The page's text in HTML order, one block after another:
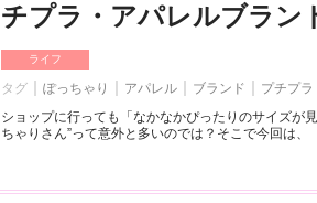
チプラ・アパレルブラン
ライフ
タグ ぽっちゃり アパレル ブランド プチプラ
ショップに行っても「なかなかぴったりのサイズ
ちゃりさん”って意外と多いのでは？そこで今回は、